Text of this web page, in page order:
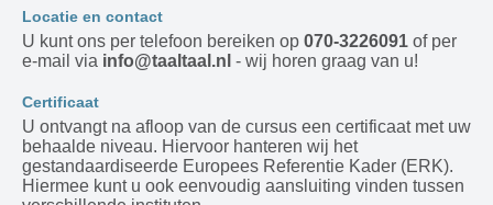
Locatie en contact
U kunt ons per telefoon bereiken op 070-3226091 of per
e-mail via info@taaltaal.nl - wij horen graag van u!
Certificaat
U ontvangt na afloop van de cursus een certificaat met uw
behaalde niveau. Hiervoor hanteren wij het
gestandaardiseerde Europees Referentie Kader (ERK).
Hiermee kunt u ook eenvoudig aansluiting vinden tussen